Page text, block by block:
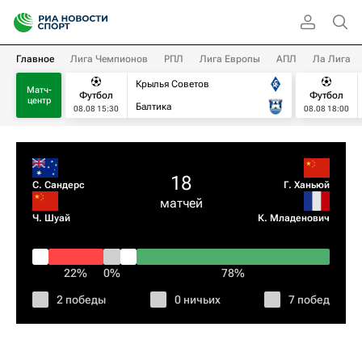
Главное Лига Чемпионов РПЛ Лига Европы АПЛ Ла Лига
Матч-
центр
Футбол
08.08 15:30
Крылья Советов
Балтика
Футбол
08.08 18:00
С. Сандерс
Ч. Шуай
18
матчей
Г. Ханьюй
К. Младенович
22% 0% 78%
2 победы 0 ничьих 7 побед